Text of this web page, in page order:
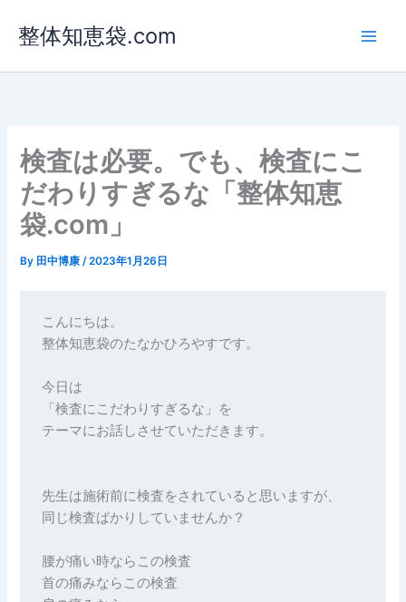
ス
整体知恵袋.com
検査は必要。でも、検査にこ
だわりすぎるな「整体知恵
袋.com」
By 田中博康/2023年1月26日
こんにちは。
整体知恵袋のたなかひろやすです。
今日は
「検査にこだわりすぎるな」を
テーマにお話しさせていただきます。
先生は施術前に検査をされていると思いますが、
同じ検査ばかりしていませんか？
腰が痛い時ならこの検査
首の痛みならこの検査